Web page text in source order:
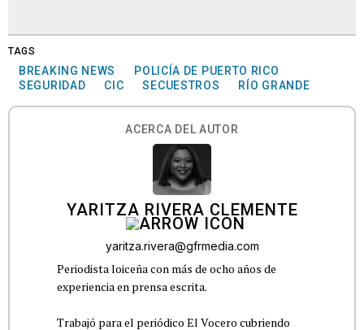
TAGS
BREAKING NEWS
POLICÍA DE PUERTO RICO
SEGURIDAD
CIC SECUESTROS RÍO GRANDE
ACERCA DEL AUTOR
YARITZA RIVERA CLEMENTE
yaritza.rivera@gfrmedia.com
Periodista loiceña con más de ocho años de
experiencia en prensa escrita.
Trabajó para el periódico El Vocero cubriendo